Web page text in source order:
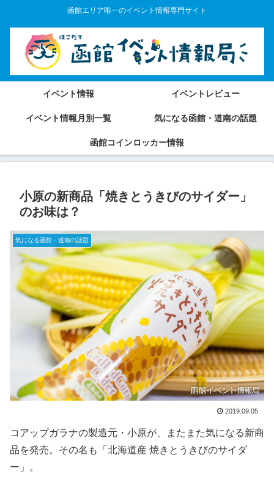
函館エリア唯一のイベント情報専門サイト
イベント情報 イベントレビュー
イベント情報月別一覧 気になる函館・道南の話題
函館コインロッカー情報
小原の新商品「焼きとうきびのサイダー」
のお味は？
気になる函館・道南の話題
2019.09.05
コアップガラナの製造元・小原が、またまた気になる新商
品を発売。その名も「北海道産 焼きとうきびのサイダ
ー」。